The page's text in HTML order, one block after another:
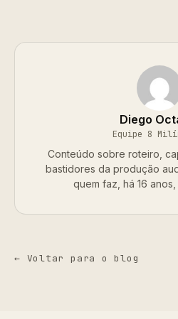
Diego
Equipe 8
Conteúdo sobre roteiro,
bastidores da produção
quem faz, há 16
← Voltar para o blog